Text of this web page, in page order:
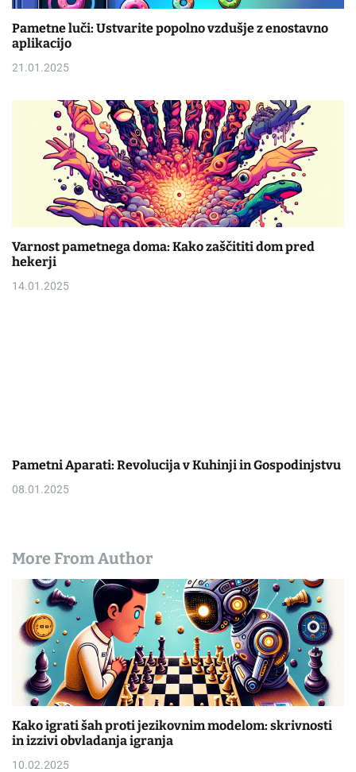
Pametne luči: Ustvarite popolno vzdušje z enostavno
aplikacijo
21.01.2025
Varnost pametnega doma: Kako zaščititi dom pred
hekerji
14.01.2025
Pametni Aparati: Revolucija v Kuhinji in Gospodinjstvu
08.01.2025
More From Author
Kako igrati šah proti jezikovnim modelom: skrivnosti
in izzivi obvladanja igranja
10.02.2025